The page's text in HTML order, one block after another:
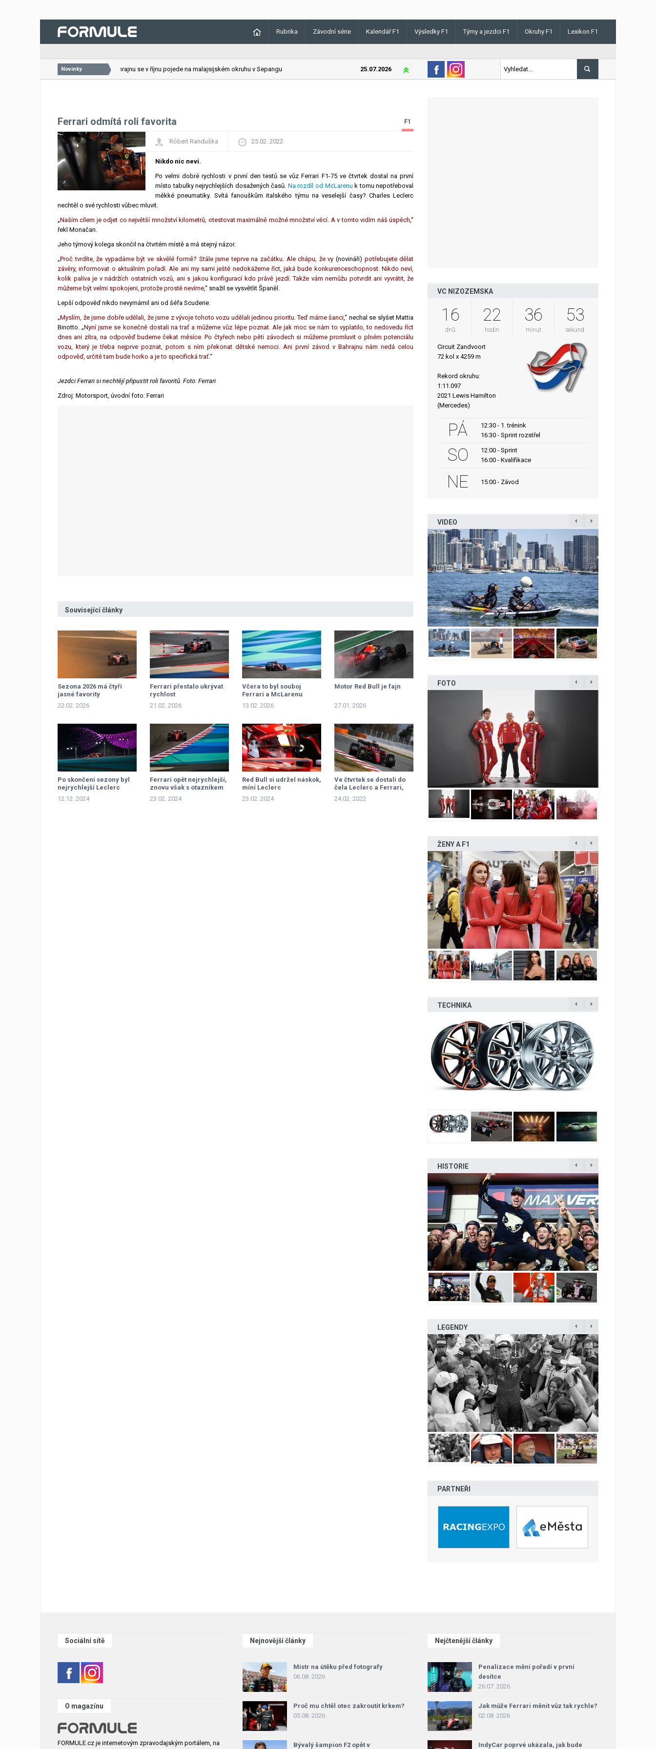
Rubrika Závodní série Kalendář F1 Výsledky F1 Týmy a jezdci F1 Okruhy F1 Lexikon F1
Novinky
26.07.2026 VC Bahrajnu se v říjnu pojede na malajsijském okruhu v Sepangu 25.07.2026 Lando Norris v Maďarsku letos poprvé vyhrál kvalifikaci
Ferrari odmítá roli favorita F1
Róbert Randuška 25.02. 2022
Nikdo nic neví.
Po velmi dobré rychlosti v první den testů se vůz Ferrari F1-75 ve čtvrtek dostal na první
místo tabulky nejrychlejších dosažených časů. Na rozdíl od McLarenu k tomu nepotřeboval
měkké pneumatiky. Svítá fanouškům italského týmu na veselejší časy? Charles Leclerc
nechtěl o své rychlosti vůbec mluvit.
„Naším cílem je odjet co největší množství kilometrů, otestovat maximálně možné množství věcí. A v tomto vidím náš úspěch,“
řekl Monačan.
Jeho týmový kolega skončil na čtvrtém místě a má stejný názor.
„Proč tvrdíte, že vypadáme být ve skvělé formě? Stále jsme teprve na začátku. Ale chápu, že vy (novináři) potřebujete dělat
závěry, informovat o aktuálním pořadí. Ale ani my sami ještě nedokážeme říct, jaká bude konkurenceschopnost. Nikdo neví,
kolik paliva je v nádržích ostatních vozů, ani s jakou konfigurací kdo právě jezdí. Takže vám nemůžu potvrdit ani vyvrátit, že
můžeme být velmi spokojeni, protože prostě nevíme,“ snažil se vysvětlit Španěl.
Lepší odpověď nikdo nevymámil ani od šéfa Scuderie.
„Myslím, že jsme dobře udělali, že jsme z vývoje tohoto vozu udělali jedinou prioritu. Teď máme šanci,“ nechal se slyšet Mattia
Binotto. „Nyní jsme se konečně dostali na trať a můžeme vůz lépe poznat. Ale jak moc se nám to vyplatilo, to nedovedu říct
dnes ani zítra, na odpověď budeme čekat měsíce. Po čtyřech nebo pěti závodech si můžeme promluvit o plném potenciálu
vozu, který je třeba nejprve poznat, potom s ním překonat dětské nemoci. Ani první závod v Bahrajnu nám nedá celou
odpověď, určitě tam bude horko a je to specifická trať.“
Jezdci Ferrari si nechtějí připustit roli favoritů. Foto: Ferrari
Zdroj: Motorsport, úvodní foto: Ferrari
Související články
Sezona 2026 má čtyři
jasné favority
22.02. 2026
Ferrari přestalo ukrývat
rychlost
21.02. 2026
Včera to byl souboj
Ferrari a McLarenu
13.02. 2026
Motor Red Bull je fajn
27.01. 2026
Po skončení sezony byl
nejrychlejší Leclerc
12.12. 2024
Ferrari opět nejrychlejší,
znovu však s otazníkem
23.02. 2024
Red Bull si udržel náskok,
míní Leclerc
23.02. 2024
Ve čtvrtek se dostali do
čela Leclerc a Ferrari,
Red Bull trápila
převodovka
24.02. 2022
VC NIZOZEMSKA
16
dnů
22
hodin
36
minut
52
sekund
Circuit Zandvoort
72 kol x 4259 m
Rekord okruhu:
1:11.097
2021 Lewis Hamilton
(Mercedes)
PÁ
12:30 - 1. trénink
16:30 - Sprint rozstřel
SO
12:00 - Sprint
16:00 - Kvalifikace
NE 15:00 - Závod
VIDEO
FOTO
ŽENY A F1
TECHNIKA
HISTORIE
LEGENDY
PARTNEŘI
Sociální sítě
O magazínu
FORMULE.cz je internetovým zpravodajským portálem, na
Nejnovější články
Mistr na útěku před fotografy
06.08. 2026
Proč mu chtěl otec zakroutit krkem?
05.08. 2026
Bývalý šampion F2 opět v
Nejčtenější články
Penalizace mění pořadí v první
desítce
26.07. 2026
Jak může Ferrari měnit vůz tak rychle?
02.08. 2026
IndyCar poprvé ukázala, jak bude